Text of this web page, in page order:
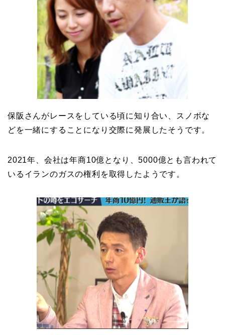
保阪さんがレースをしている頃に知り合い、スノボな
どを一緒にすることになり交際に発展したそうです。
2021年、会社は年商10億となり、5000億とも言われて
いるイランのガスの権利を取得したようです。